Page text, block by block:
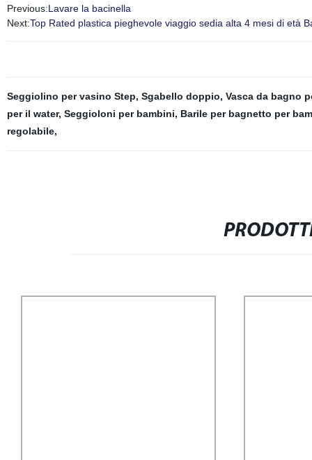
Previous:Lavare la bacinella
Next:Top Rated plastica pieghevole viaggio sedia alta 4 mesi di età
Seggiolino per vasino Step, Sgabello doppio, Vasca da bagno
per il water, Seggioloni per bambini, Barile per bagnetto per
regolabile,